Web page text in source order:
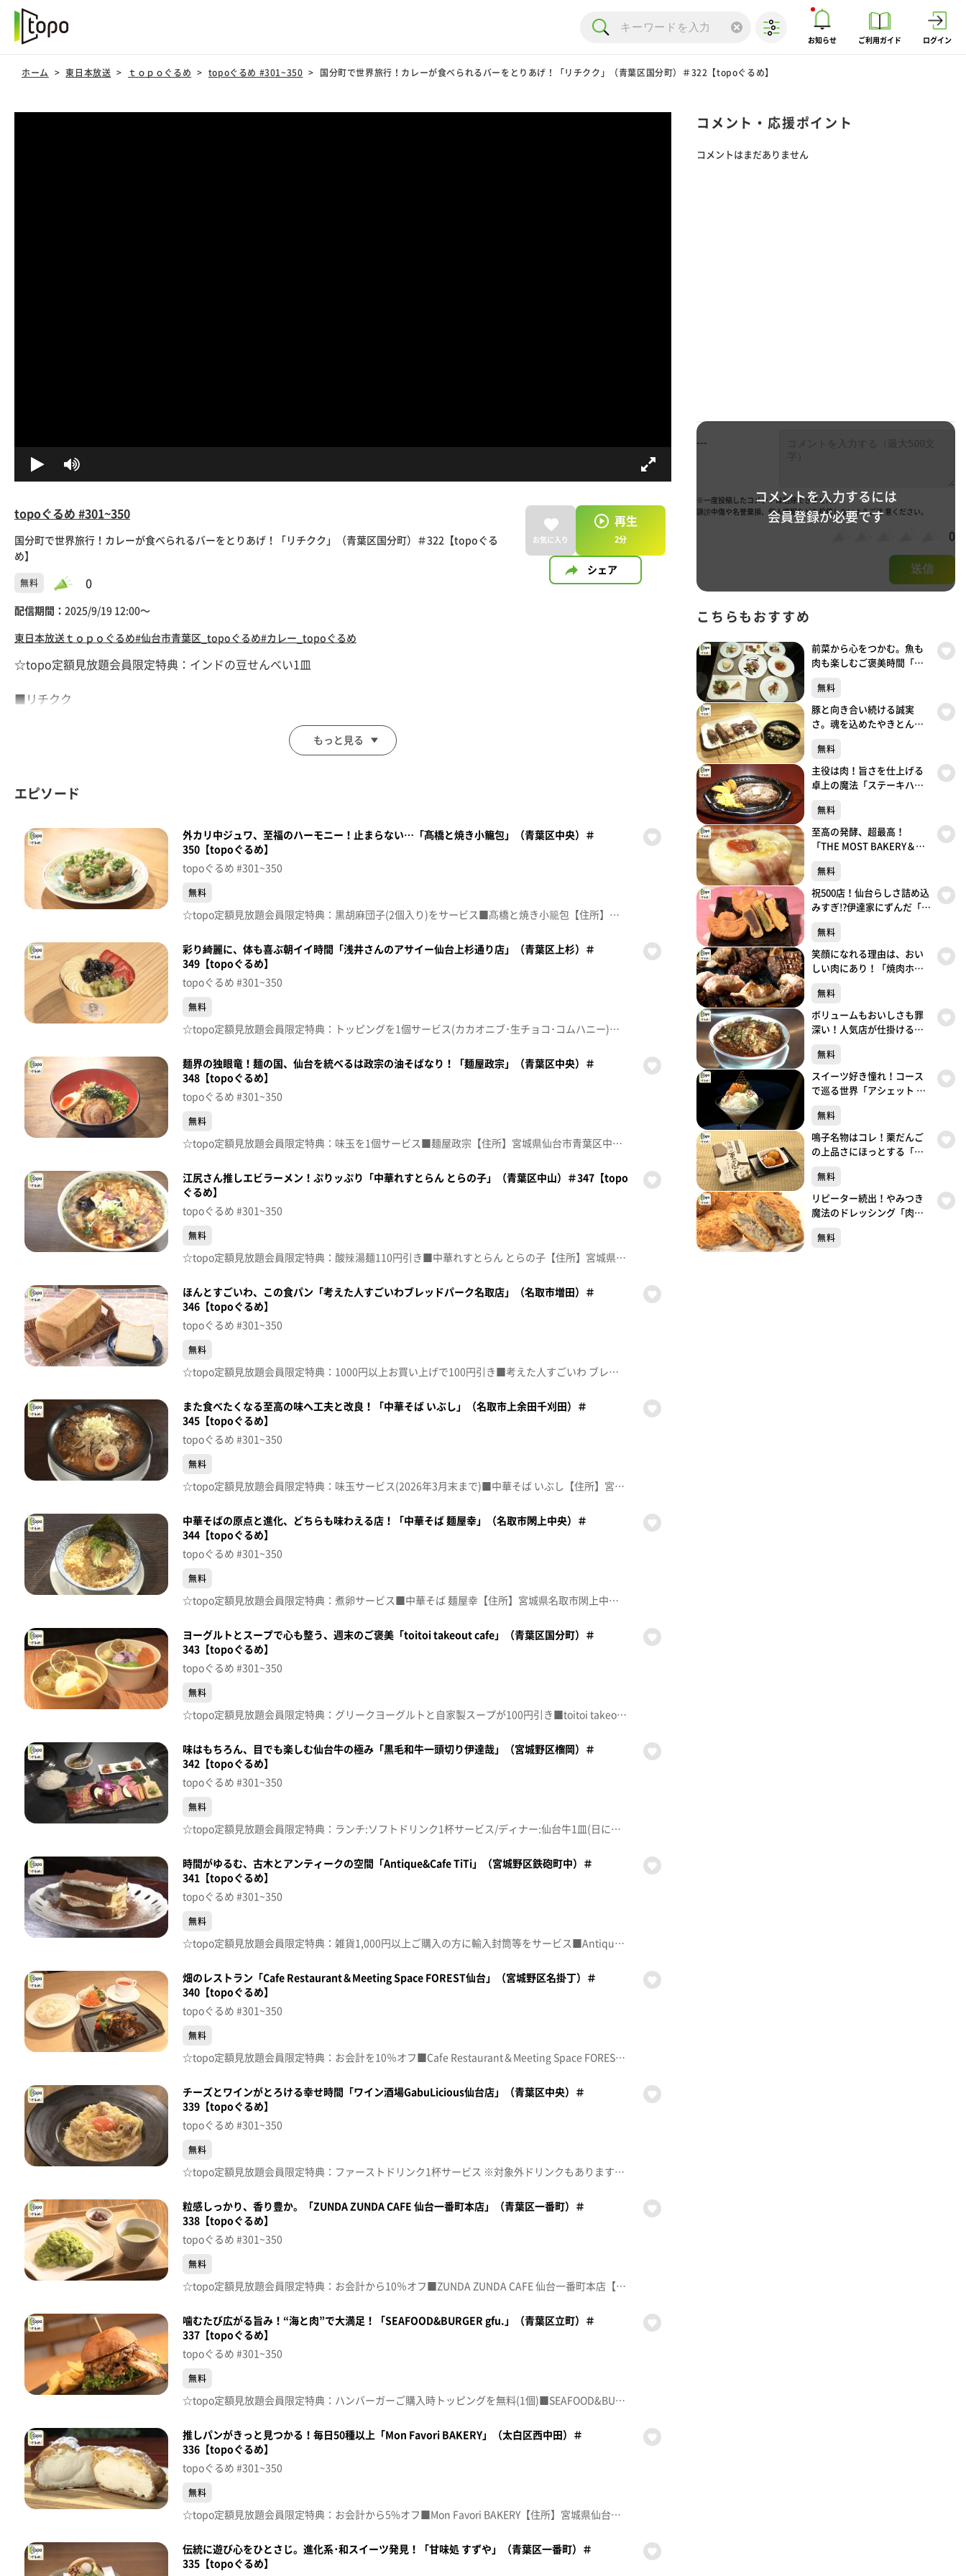
お知らせ ご利用ガイド ログイン
ホーム 東日本放送 ｔｏｐｏぐるめ topoぐるめ #301~350 国分町で世界旅行！カレーが食べられるバーをとりあげ！「リチクク」（青葉区国分町）＃322【topoぐるめ】
topoぐるめ #301~350
国分町で世界旅行！カレーが食べられるバーをとりあげ！「リチクク」（青葉区国分町）＃322【topoぐる
め】
無料 0
配信期間： 2025/9/19 12:00〜
お気に入り
再生
2分
シェア
東日本放送 ｔｏｐｏぐるめ#仙台市青葉区_topoぐるめ#カレー_topoぐるめ
☆topo定額見放題会員限定特典：インドの豆せんべい1皿
■リチクク
♪ＰＬＡＺＭＡ 米津玄師
※特典をご利用の際は、topoにログインをしてトップ画面をご注文の前にお店の方にお見せください。
（トップ画面上部、ユーザ名と一緒に表示されている「定額見放題会員」を提示）
※紹介した店舗情報は変更している場合があります。
※紹介した商品は取り扱いが終了している場合があります。
番組HP（https://www.khb-tv.co.jp/topogurume/）
もっと見る
エピソード
外カリ中ジュワ、至福のハーモニー！止まらない…「髙橋と焼き小籠包」（青葉区中央）＃
350【topoぐるめ】
topoぐるめ #301~350
無料
☆topo定額見放題会員限定特典：黒胡麻団子(2個入り)をサービス■髙橋と焼き小籠包【住所】宮城県仙台市青葉区中央2-6-36 中央レントビル地下1階【電話番号】022-738-8368【営業時間】月~土･祝前日 17:00~23:15/日･祝日 17:00~22:00【定休日】不定休♪勝手に君に ももいろクローバーＺ※特典をご利用の際は、topoにログインをしてトップ画面をご注文の前にお店の方にお見せください。（トップ画面上部、ユーザ名と一緒に表示されている「定額見放題会員」を提示）※紹介した店舗情報は変更している場合があります。※紹介した商品は取り扱いが終了している場合があります。番組HP（https://www.khb-tv.co.jp/topogurume/）
彩り綺麗に、体も喜ぶ朝イイ時間「浅井さんのアサイー仙台上杉通り店」（青葉区上杉）＃
349【topoぐるめ】
topoぐるめ #301~350
無料
☆topo定額見放題会員限定特典：トッピングを1個サービス(カカオニブ･生チョコ･コムハニー)■浅井さんのアサイー仙台上杉通り店【住所】宮城県仙台市青葉区上杉1-1-39 梅本ビル1階【営業時間】11:00~18:00【定休日】不定休♪夢のダンス ａｉｋｏ※特典をご利用の際は、topoにログインをしてトップ画面をご注文の前にお店の方にお見せください。（トップ画面上部、ユーザ名と一緒に表示されている「定額見放題会員」を提示）※紹介した店舗情報は変更している場合があります。※紹介した商品は取り扱いが終了している場合があります。番組HP（https://www.khb-tv.co.jp/topogurume/）
麺界の独眼竜！麺の国、仙台を統べるは政宗の油そばなり！「麺屋政宗」（青葉区中央）＃
348【topoぐるめ】
topoぐるめ #301~350
無料
☆topo定額見放題会員限定特典：味玉を1個サービス■麺屋政宗【住所】宮城県仙台市青葉区中央1-6-39 菊水ビル仙台駅前館 1階【電話番号】022-398-6370【営業時間】11:30~22:50【定休日】不定休♪恋のワールド ＧＲｅｅｅｅＮ※特典をご利用の際は、topoにログインをしてトップ画面をご注文の前にお店の方にお見せください。（トップ画面上部、ユーザ名と一緒に表示されている「定額見放題会員」を提示）※紹介した店舗情報は変更している場合があります。※紹介した商品は取り扱いが終了している場合があります。番組HP（https://www.khb-tv.co.jp/topogurume/）
江尻さん推しエビラーメン！ぷりッぷり「中華れすとらん とらの子」（青葉区中山）＃347【topo
ぐるめ】
topoぐるめ #301~350
無料
☆topo定額見放題会員限定特典：酸辣湯麺110円引き■中華れすとらん とらの子【住所】宮城県仙台市青葉区中山5-19-13【電話番号】022-279-0703【営業時間】11:30~15:00/17:00~21:30 ※土日祝日は通し営業【定休日】不定休♪ＷＩＬＤ ＲＵＳＨ Ｔ.Ｍ.Ｒｅｖｏｌｕｔｉｏｎ※特典をご利用の際は、topoにログインをしてトップ画面をご注文の前にお店の方にお見せください。（トップ画面上部、ユーザ名と一緒に表示されている「定額見放題会員」を提示）※紹介した店舗情報は変更している場合があります。※紹介した商品は取り扱いが終了している場合があります。番組HP（https://www.khb-tv.co.jp/topogurume/）
ほんとすごいわ、この食パン「考えた人すごいわブレッドパーク名取店」（名取市増田）＃
346【topoぐるめ】
topoぐるめ #301~350
無料
☆topo定額見放題会員限定特典：1000円以上お買い上げで100円引き■考えた人すごいわ ブレッドパーク名取店【住所】宮城県名取市増田5-3-10【電話番号】022-797-0320【営業時間】9:00~18:00(パンビュッフェ10:00~15:00LO) ※土日祝日は8:00~【定休日】不定休♪あさってはＳＵＮＤＡＹ ＲＡＧ ＦＡＩＲ※特典をご利用の際は、topoにログインをしてトップ画面をご注文の前にお店の方にお見せください。（トップ画面上部、ユーザ名と一緒に表示されている「定額見放題会員」を提示）※紹介した店舗情報は変更している場合があります。※紹介した商品は取り扱いが終了している場合があります。番組HP（https://www.khb-tv.co.jp/topogurume/）
また食べたくなる至高の味へ工夫と改良！「中華そば いぶし」（名取市上余田千刈田）＃
345【topoぐるめ】
topoぐるめ #301~350
無料
☆topo定額見放題会員限定特典：味玉サービス(2026年3月末まで)■中華そば いぶし【住所】宮城県名取市上余田千刈田548-1【電話番号】022-290-5370【営業時間】11:00~15:00/17:00~21:00【定休日】月曜夜･火曜♪古の風吹く杜 桑田佳祐※特典をご利用の際は、topoにログインをしてトップ画面をご注文の前にお店の方にお見せください。（トップ画面上部、ユーザ名と一緒に表示されている「定額見放題会員」を提示）※紹介した店舗情報は変更している場合があります。※紹介した商品は取り扱いが終了している場合があります。番組HP（https://www.khb-tv.co.jp/topogurume/）
中華そばの原点と進化、どちらも味わえる店！「中華そば 麺屋幸」（名取市閖上中央）＃
344【topoぐるめ】
topoぐるめ #301~350
無料
☆topo定額見放題会員限定特典：煮卵サービス■中華そば 麺屋幸【住所】宮城県名取市閖上中央1-6 かわまちてらす閖上K2【電話番号】022-385-8820【営業時間】11:00～17:00【定休日】火曜♪１００万年の幸せ！！ 桑田佳祐※特典をご利用の際は、topoにログインをしてトップ画面をご注文の前にお店の方にお見せください。（トップ画面上部、ユーザ名と一緒に表示されている「定額見放題会員」を提示）※紹介した店舗情報は変更している場合があります。※紹介した商品は取り扱いが終了している場合があります。番組HP（https://www.khb-tv.co.jp/topogurume/）
ヨーグルトとスープで心も整う、週末のご褒美「toitoi takeout cafe」（青葉区国分町）＃
343【topoぐるめ】
topoぐるめ #301~350
無料
☆topo定額見放題会員限定特典：グリークヨーグルトと自家製スープが100円引き■toitoi takeout cafe【住所】宮城県仙台市青葉区国分町2-2-22 EXプラザビル2F【電話番号】022-224-3605【営業時間】土 9:00~15:00/日 9:00~16:00【定休日】月~金♪その線は水平線 くるり※特典をご利用の際は、topoにログインをしてトップ画面をご注文の前にお店の方にお見せください。（トップ画面上部、ユーザ名と一緒に表示されている「定額見放題会員」を提示）※紹介した店舗情報は変更している場合があります。※紹介した商品は取り扱いが終了している場合があります。番組HP（https://www.khb-tv.co.jp/topogurume/）
味はもちろん、目でも楽しむ仙台牛の極み「黒毛和牛一頭切り伊達哉」（宮城野区榴岡）＃
342【topoぐるめ】
topoぐるめ #301~350
無料
☆topo定額見放題会員限定特典：ランチ:ソフトドリンク1杯サービス/ディナー:仙台牛1皿(日によって部位は異なります)■黒毛和牛一頭切り 伊達哉【住所】宮城県仙台市宮城野区榴岡4-5-21 Fタウンビル7階【電話番号】022-299-5106【営業時間】火~金･祝前日 17:00~23:00 土 11:00~15:00/17:00~23:00 日･祝日 11:30~15:00/17:00~22:00【定休日】月曜♪ＡＬＬ ＧＥＮＥＲＡＴＩＯＮＳ Ｈｉ－ＳＴＡＮＤＡＲＤ※特典をご利用の際は、topoにログインをしてトップ画面をご注文の前にお店の方にお見せください。（トップ画面上部、ユーザ名と一緒に表示されている「定額見放題会員」を提示）※紹介した店舗情報は変更している場合があります。※紹介した商品は取り扱いが終了している場合があります。番組HP（https://www.khb-tv.co.jp/topogurume/）
時間がゆるむ、古木とアンティークの空間「Antique&Cafe TiTi」（宮城野区鉄砲町中）＃
341【topoぐるめ】
topoぐるめ #301~350
無料
☆topo定額見放題会員限定特典：雑貨1,000円以上ご購入の方に輸入封筒等をサービス■Antique&Cafe TiTi【住所】宮城県仙台市宮城野区鉄砲町中5-8【電話番号】022-353-9897【営業時間】11:00～19:00【定休日】木曜♪記念撮影 ＢＵＭＰ ＯＦ ＣＨＩＣＫＥＮ※特典をご利用の際は、topoにログインをしてトップ画面をご注文の前にお店の方にお見せください。（トップ画面上部、ユーザ名と一緒に表示されている「定額見放題会員」を提示）※紹介した店舗情報は変更している場合があります。※紹介した商品は取り扱いが終了している場合があります。番組HP（https://www.khb-tv.co.jp/topogurume/）
畑のレストラン「Cafe Restaurant＆Meeting Space FOREST仙台」（宮城野区名掛丁）＃
340【topoぐるめ】
topoぐるめ #301~350
無料
☆topo定額見放題会員限定特典：お会計を10％オフ■Cafe Restaurant＆Meeting Space FOREST仙台【住所】宮城県仙台市宮城野区名掛丁201-1【電話番号】022-748-4980【営業時間】11:30~14:00 17:00~22:00【定休日】日曜･祝日♪夏のプリンス ケツメイシ※特典をご利用の際は、topoにログインをしてトップ画面をご注文の前にお店の方にお見せください。（トップ画面上部、ユーザ名と一緒に表示されている「定額見放題会員」を提示）※紹介した店舗情報は変更している場合があります。※紹介した商品は取り扱いが終了している場合があります。番組HP（https://www.khb-tv.co.jp/topogurume/）
チーズとワインがとろける幸せ時間「ワイン酒場GabuLicious仙台店」（青葉区中央）＃
339【topoぐるめ】
topoぐるめ #301~350
無料
☆topo定額見放題会員限定特典：ファーストドリンク1杯サービス ※対象外ドリンクもあります■ワイン酒場 GabuLicious仙台店【住所】宮城県仙台市青葉区中央1-6-13【電話番号】022-796-8736【営業時間】月~木 11:30~15:00/17:00~22:30 金･祝前日 11:30~15:00/17:00~23:00 土 11:30~23:00 日･祝日 11:30~22:30【定休日】不定休♪チョット 大黒摩季※特典をご利用の際は、topoにログインをしてトップ画面をご注文の前にお店の方にお見せください。（トップ画面上部、ユーザ名と一緒に表示されている「定額見放題会員」を提示）※紹介した店舗情報は変更している場合があります。※紹介した商品は取り扱いが終了している場合があります。番組HP（https://www.khb-tv.co.jp/topogurume/）
粒感しっかり、香り豊か。「ZUNDA ZUNDA CAFE 仙台一番町本店」（青葉区一番町）＃
338【topoぐるめ】
topoぐるめ #301~350
無料
☆topo定額見放題会員限定特典：お会計から10％オフ■ZUNDA ZUNDA CAFE 仙台一番町本店【住所】宮城県仙台市青葉区一番町4-4-27 豊川ビル1階【電話番号】070-1184-7159【営業時間】10:30~18:00【定休日】不定休♪ミラクル・ガール 永井真理子※特典をご利用の際は、topoにログインをしてトップ画面をご注文の前にお店の方にお見せください。（トップ画面上部、ユーザ名と一緒に表示されている「定額見放題会員」を提示）※紹介した店舗情報は変更している場合があります。※紹介した商品は取り扱いが終了している場合があります。番組HP（https://www.khb-tv.co.jp/topogurume/）
噛むたび広がる旨み！“海と肉”で大満足！「SEAFOOD&BURGER gfu.」（青葉区立町）＃
337【topoぐるめ】
topoぐるめ #301~350
無料
☆topo定額見放題会員限定特典：ハンバーガーご購入時トッピングを無料(1個)■SEAFOOD&BURGER gfu.【住所】宮城県仙台市青葉区立町2-21 1階【電話番号】070-8710-4421【営業時間】ランチ 11:30~15:00/ディナー 17:00~21:30【定休日】火曜♪ＩＮＮＯＣＥＮＴ ＷＯＲＬＤ Ｍｒ.Ｃｈｉｌｄｒｅｎ※特典をご利用の際は、topoにログインをしてトップ画面をご注文の前にお店の方にお見せください。（トップ画面上部、ユーザ名と一緒に表示されている「定額見放題会員」を提示）※紹介した店舗情報は変更している場合があります。※紹介した商品は取り扱いが終了している場合があります。番組HP（https://www.khb-tv.co.jp/topogurume/）
推しパンがきっと見つかる！毎日50種以上「Mon Favori BAKERY」（太白区西中田）＃
336【topoぐるめ】
topoぐるめ #301~350
無料
☆topo定額見放題会員限定特典：お会計から5%オフ■Mon Favori BAKERY【住所】宮城県仙台市太白区西中田5-15-18-2【電話番号】022-748-6386【営業時間】9:00~18:00【定休日】日･月曜♪めくばせ ＳＵＰＥＲ ＢＥＡＶＥＲ※特典をご利用の際は、topoにログインをしてトップ画面をご注文の前にお店の方にお見せください。（トップ画面上部、ユーザ名と一緒に表示されている「定額見放題会員」を提示）※紹介した店舗情報は変更している場合があります。※紹介した商品は取り扱いが終了している場合があります。番組HP（https://www.khb-tv.co.jp/topogurume/）
伝統に遊び心をひとさじ。進化系･和スイーツ発見！「甘味処 すずや」（青葉区一番町）＃
335【topoぐるめ】
コメント・応援ポイント
コメントはまだありません
コメントを入力するには
会員登録が必要です
---
※一度投稿したコメントは削除できません。
誹謗中傷や名誉棄損、個人情報などを投稿しないようご注 意ください。
0
送信
こちらもおすすめ
前菜から心をつかむ。魚も
肉も楽しむご褒美時間「リ
区本町）#504【topoぐる
め】
無料
豚と向き合い続ける誠実
さ。魂を込めたやきとん一
葉区国分町）#503【topoぐ
るめ】
無料
主役は肉！旨さを仕上げる
卓上の魔法「ステーキハウ
二日町）#502【topoぐる
め】
無料
至高の発酵、超最高！
「THE MOST BAKERY＆
野区榴岡）#501【topoぐる
め】
無料
祝500店！仙台らしさ詰め込
みすぎ!?伊達家にずんだ「ち
内）#500【topoぐるめ】
無料
笑顔になれる理由は、おい
しい肉にあり！「焼肉ホル
分町）#499【topoぐるめ】
無料
ボリュームもおいしさも罪
深い！人気店が仕掛ける背
区大町）#498【topoぐる
め】
無料
スイーツ好き憧れ！コース
で巡る世界「アシェット デ
分町）#497【topoぐるめ】
無料
鳴子名物はコレ！栗だんご
の上品さにほっとする「餅
湯元）#496【topoぐるめ】
無料
リピーター続出！やみつき
魔法のドレッシング「肉の
泉湯元）#495【topoぐる
無料